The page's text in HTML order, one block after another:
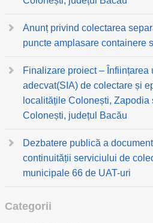
Anunț privind colectarea
puncte amplasare containere
Finalizare proiect – Înființarea
adecvat(SIA) de colectare și
localitățile Colonești,
Colonești, județul Bacău
Dezbatere publică a
continuității serviciului de
municipale 66 de UAT-uri
Categorii